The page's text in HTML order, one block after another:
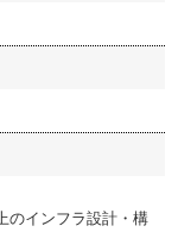
のインフラ設計・構